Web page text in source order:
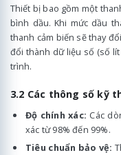
Thiết bị bao gồm một
bình dầu. Khi mức dầu
thanh cảm biến sẽ thay
đổi thành dữ liệu số (số
trình.
3.2 Các thông số kỹ
Độ chính xác: Các
xác từ 98% đến 99%.
Tiêu chuẩn bảo vệ: